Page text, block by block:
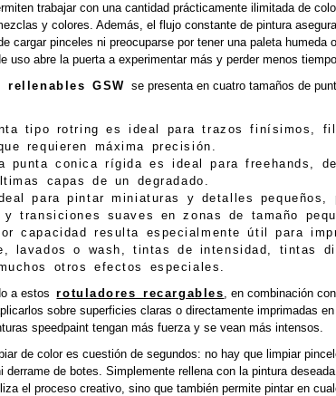
trabajar con una cantidad prácticamente ilimitada de
y colores. Además, el flujo constante de pintura
cargar pinceles ni preocuparse por tener una paleta humeda
uso abre la puerta a experimentar más y perder menos
rellenables GSW se presenta en cuatro tamaños de
tipo rotring es ideal para trazos finísimos,
requieren máxima precisión.
punta conica rígida es ideal para freehands,
capas de un degradado.
para pintar miniaturas y detalles pequeños,
transiciones suaves en zonas de tamaño
capacidad resulta especialmente útil para
lavados o wash, tintas de intensidad, tintas
otros efectos especiales.
a estos rotuladores recargables, en combinación
sobre superficies claras o directamente imprimadas
speedpaint tengan más fuerza y se vean más intensos.
de color es cuestión de segundos: no hay que limpiar
derrame de botes. Simplemente rellena con la pintura
el proceso creativo, sino que también permite pintar en